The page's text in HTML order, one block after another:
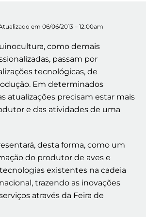
em 06/06/2013 – 12:00am
como demais
passam por
tecnológicas, de
Em determinados
atualizações precisam estar mais
e das atividades de uma
desta forma, como um
do produtor de aves e
existentes na cadeia
trazendo as inovações
através da Feira de